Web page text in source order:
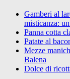
Gamberi al
misticanza:
Panna cotta
Patate al
Mezze
Balena
Dolce di